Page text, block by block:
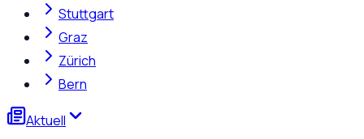
Stuttgart
Graz
Zürich
Bern
Aktuell